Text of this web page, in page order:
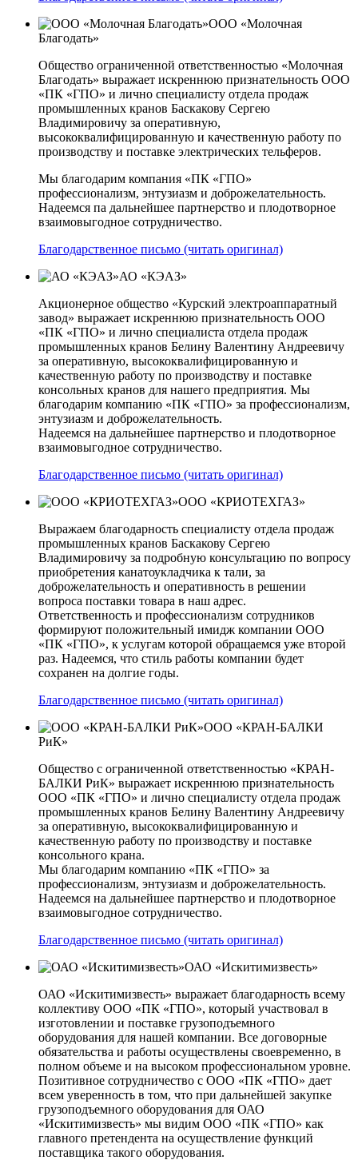
ООО «Молочная
Благодать»
Общество ограниченной ответственностью «Молочная
Благодать» выражает искреннюю признательность ООО
«ПК «ГПО» и лично специалисту отдела продаж
промышленных кранов Баскакову Сергею
Владимировичу за оперативную,
высококвалифицированную и качественную работу по
производству и поставке электрических тельферов.
Мы благодарим компания «ПК «ГПО»
профессионализм, энтузиазм и доброжелательность.
Надеемся па дальнейшее партнерство и плодотворное
взаимовыгодное сотрудничество.
Благодарственное письмо (читать оригинал)
АО «КЭАЗ»
Акционерное общество «Курский электроаппаратный
завод» выражает искреннюю признательность ООО
«ПК «ГПО» и лично специалиста отдела продаж
промышленных кранов Белину Валентину Андреевичу
за оперативную, высококвалифицированную и
качественную работу по производству и поставке
консольных кранов для нашего предприятия. Мы
благодарим компанию «ПК «ГПО» за профессионализм,
энтузиазм и доброжелательность.
Надеемся на дальнейшее партнерство и плодотворное
взаимовыгодное сотрудничество.
Благодарственное письмо (читать оригинал)
ООО «КРИОТЕХГАЗ»
Выражаем благодарность специалисту отдела продаж
промышленных кранов Баскакову Сергею
Владимировичу за подробную консультацию по вопросу
приобретения канатоукладчика к тали, за
доброжелательность и оперативность в решении
вопроса поставки товара в наш адрес.
Ответственность и профессионализм сотрудников
формируют положительный имидж компании ООО
«ПК «ГПО», к услугам которой обращаемся уже второй
раз. Надеемся, что стиль работы компании будет
сохранен на долгие годы.
Благодарственное письмо (читать оригинал)
ООО «КРАН-БАЛКИ
РиК»
Общество с ограниченной ответственностью «КРАН-
БАЛКИ РиК» выражает искреннюю признательность
ООО «ПК «ГПО» и лично специалисту отдела продаж
промышленных кранов Белину Валентину Андреевичу
за оперативную, высококвалифицированную и
качественную работу по производству и поставке
консольного крана.
Мы благодарим компанию «ПК «ГПО» за
профессионализм, энтузиазм и доброжелательность.
Надеемся на дальнейшее партнерство и плодотворное
взаимовыгодное сотрудничество.
Благодарственное письмо (читать оригинал)
ОАО «Искитимизвесть»
ОАО «Искитимизвесть» выражает благодарность всему
коллективу ООО «ПК «ГПО», который участвовал в
изготовлении и поставке грузоподъемного
оборудования для нашей компании. Все договорные
обязательства и работы осуществлены своевременно, в
полном объеме и на высоком профессиональном уровне.
Позитивное сотрудничество с ООО «ПК «ГПО» дает
всем уверенность в том, что при дальнейшей закупке
грузоподъемного оборудования для ОАО
«Искитимизвесть» мы видим ООО «ПК «ГПО» как
главного претендента на осуществление функций
поставщика такого оборудования.